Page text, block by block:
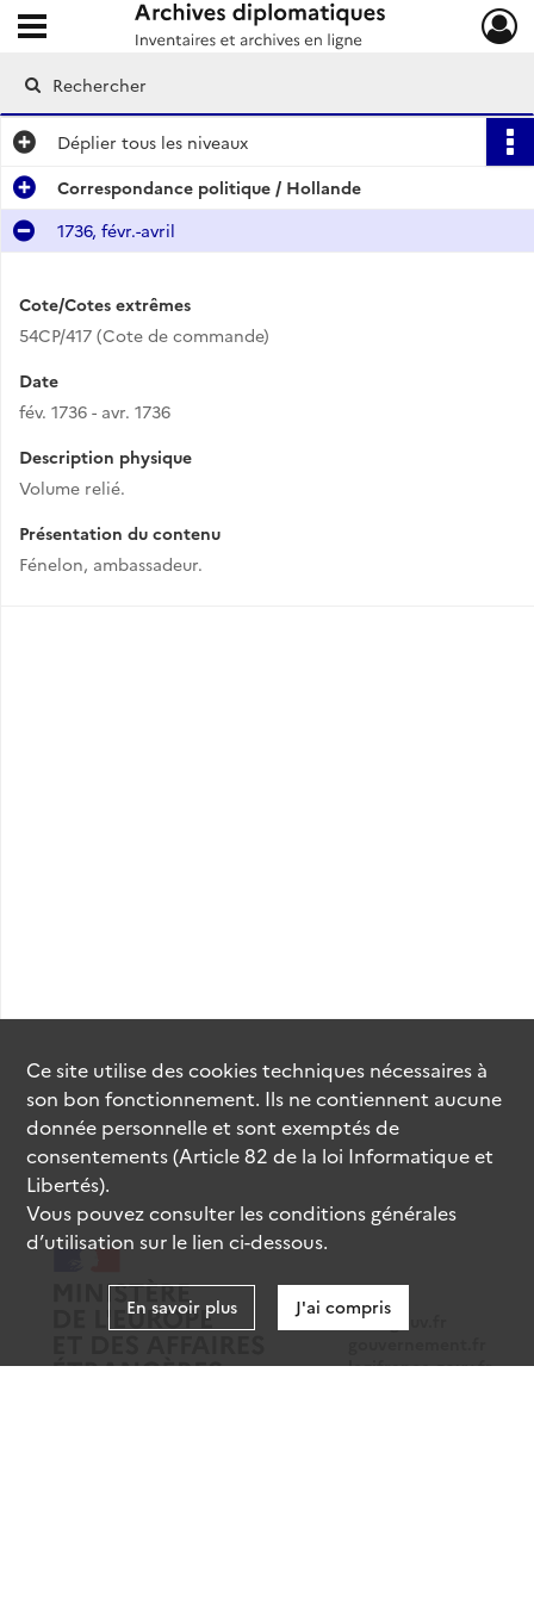
Archives diplomatiques
Ouvrir le menu déroulant
Déplier tous les niveaux
Correspondance politique / Hollande
1736, févr.-avril
Cote/Cotes extrêmes
54CP/417 (Cote de commande)
Date
fév. 1736 - avr. 1736
Description physique
Volume relié.
Présentation du contenu
Fénelon, ambassadeur.
data.gouv.fr
legifrance.gouv.fr
Ce site utilise descookiestechniques nécessaires à
son bon fonctionnement. Ils ne contiennent aucune
donnée personnelle et sont exemptés de
consentements (Article 82 de la loi Informatique et
Libertés).
Vous pouvez consulter les conditions générales
d’utilisation sur le lien ci-dessous.
En savoir plus J'ai compris